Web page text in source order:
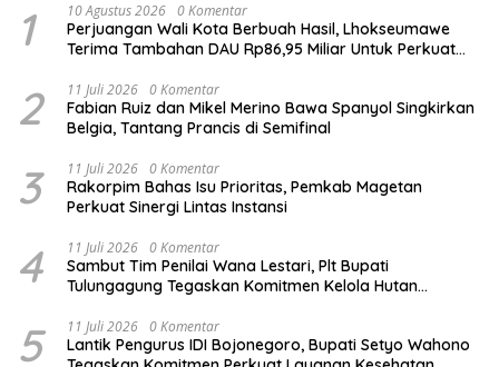
1 10 Agustus 2026 0 Komentar
Perjuangan Wali Kota Berbuah Hasil, Lhokseumawe
Terima Tambahan DAU Rp86,95 Miliar Untuk Perkuat
2 11 Juli 2026 0 Komentar
Fabian Ruiz dan Mikel Merino Bawa Spanyol Singkirkan
Belgia, Tantang Prancis di Semifinal
3 11 Juli 2026 0 Komentar
Rakorpim Bahas Isu Prioritas, Pemkab Magetan
Perkuat Sinergi Lintas Instansi
4 11 Juli 2026 0 Komentar
Sambut Tim Penilai Wana Lestari, Plt Bupati
Tulungagung Tegaskan Komitmen Kelola Hutan
5 11 Juli 2026 0 Komentar
Lantik Pengurus IDI Bojonegoro, Bupati Setyo Wahono